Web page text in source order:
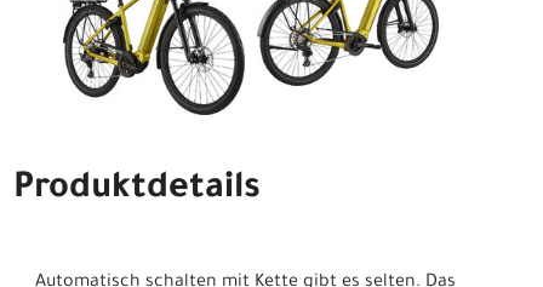
Produktdetails